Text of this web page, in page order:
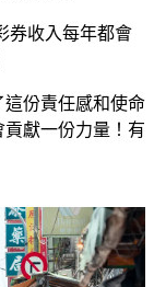
券收入每年都會
份責任感和使命
獻一份力量！有